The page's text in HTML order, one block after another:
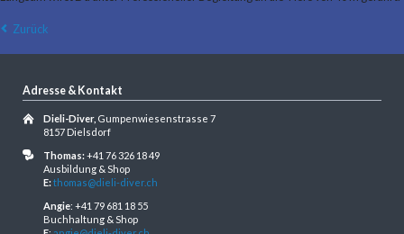
Zurück
Adresse & Kontakt
Dieli-Diver, Gumpenwiesenstrasse 7
8157 Dielsdorf
Thomas:+41 76 326 18 49
Ausbildung & Shop
E:thomas@dieli-diver.ch
Angie: +41 79 681 18 55
Buchhaltung & Shop